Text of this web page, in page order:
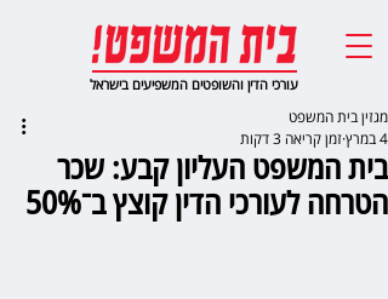
עורכי הדין והשופטים המשפיעים בישראל
בית המשפט העליון קבע: שכר
הטרחה לעורכי הדין קוצץ ב־50%
מגזין בית המשפט
4 במרץ
זמן קריאה 3 דקות